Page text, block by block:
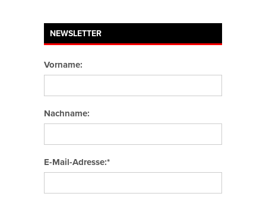
NEWSLETTER
Vorname:
Nachname:
E-Mail-Adresse:*